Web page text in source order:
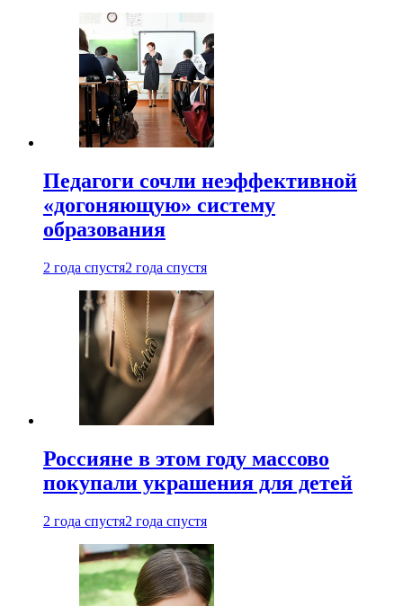
Педагоги сочли неэффективной
«догоняющую» систему
образования
2 года спустя2 года спустя
Россияне в этом году массово
покупали украшения для детей
2 года спустя2 года спустя